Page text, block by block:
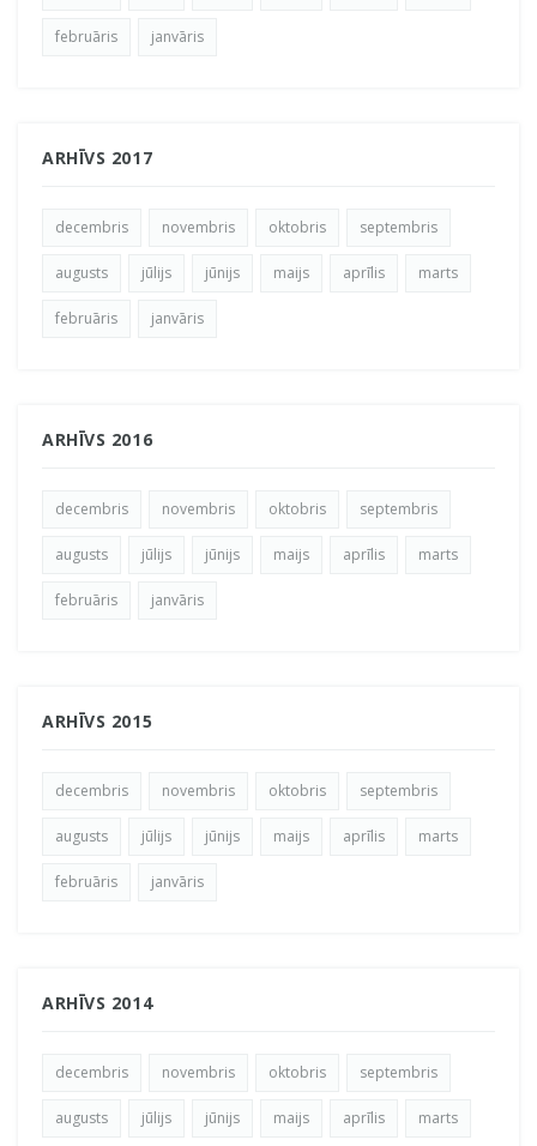
februāris janvāris
ARHĪVS 2017
decembris novembris oktobris septembris
augusts jūlijs jūnijs maijs aprīlis marts
februāris janvāris
ARHĪVS 2016
decembris novembris oktobris septembris
augusts jūlijs jūnijs maijs aprīlis marts
februāris janvāris
ARHĪVS 2015
decembris novembris oktobris septembris
augusts jūlijs jūnijs maijs aprīlis marts
februāris janvāris
ARHĪVS 2014
decembris novembris oktobris septembris
augusts jūlijs jūnijs maijs aprīlis marts